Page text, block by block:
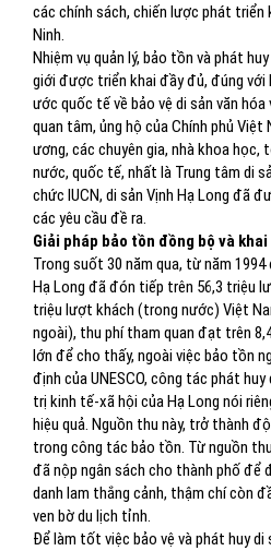
các chính sách, chiến lược phát
Ninh.
Nhiệm vụ quản lý, bảo tồn và phát
giới được triển khai đầy đủ, đúng với
ước quốc tế về bảo vệ di sản văn
quan tâm, ủng hộ của Chính phủ Việt
ương, các chuyên gia, nhà khoa học,
nước, quốc tế, nhất là Trung tâm di
chức IUCN, di sản Vịnh Hạ Long đã
các yêu cầu đề ra.
Giải pháp bảo tồn đồng bộ và
Trong suốt 30 năm qua, từ năm 1994
Hạ Long đã đón tiếp trên 56,3 triệu
triệu lượt khách (trong nước) Việt
ngoài), thu phí tham quan đạt trên
lớn để cho thấy, ngoài việc bảo tồn
định của UNESCO, công tác phát
trị kinh tế-xã hội của Hạ Long nói
hiệu quả. Nguồn thu này, trở thành
trong công tác bảo tồn. Từ nguồn
đã nộp ngân sách cho thành phố để
danh lam thắng cảnh, thậm chí còn
ven bờ du lịch tỉnh.
Để làm tốt việc bảo vệ và phát huy di